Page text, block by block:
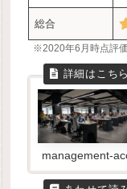
総合
※2020年6月時点評価
management-